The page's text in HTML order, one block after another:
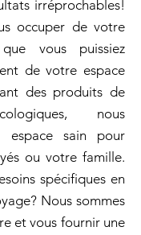
irréprochables!
occuper de votre
vous puissiez
de votre espace
des produits de
nous
espace sain pour
ou votre famille.
spécifiques en
Nous sommes
et vous fournir une